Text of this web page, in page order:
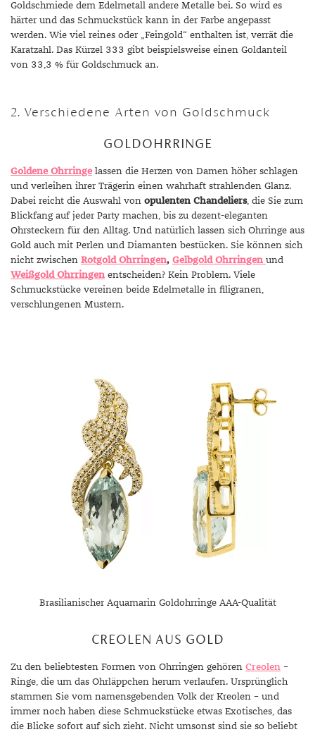
Goldschmiede dem Edelmetall andere Metalle bei. So wird es
härter und das Schmuckstück kann in der Farbe angepasst
werden. Wie viel reines oder „Feingold“ enthalten ist, verrät die
Karatzahl. Das Kürzel 333 gibt beispielsweise einen Goldanteil
von 33,3 % für Goldschmuck an.
2. Verschiedene Arten von Goldschmuck
GOLDOHRRINGE
Goldene Ohrringelassen die Herzen von Damen höher schlagen
und verleihen ihrer Trägerin einen wahrhaft strahlenden Glanz.
Dabei reicht die Auswahl von opulenten Chandeliers, die Sie zum
Blickfang auf jeder Party machen, bis zu dezent-eleganten
Ohrsteckern für den Alltag. Und natürlich lassen sich Ohrringe aus
Gold auch mit Perlen und Diamanten bestücken. Sie können sich
nicht zwischen Rotgold Ohrringen, Gelbgold Ohrringen und
Weißgold Ohrringen entscheiden? Kein Problem. Viele
Schmuckstücke vereinen beide Edelmetalle in filigranen,
verschlungenen Mustern.
Brasilianischer Aquamarin Goldohrringe AAA-Qualität
CREOLEN AUS GOLD
Zu den beliebtesten Formen von Ohrringen gehören Creolen –
Ringe, die um das Ohrläppchen herum verlaufen. Ursprünglich
stammen Sie vom namensgebenden Volk der Kreolen – und
immer noch haben diese Schmuckstücke etwas Exotisches, das
die Blicke sofort auf sich zieht. Nicht umsonst sind sie so beliebt